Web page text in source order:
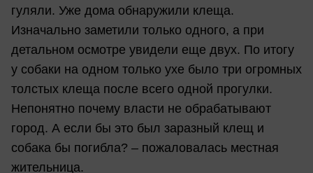
гуляли. Уже дома обнаружили клеща.
Изначально заметили только одного, а при
детальном осмотре увидели еще двух. По итогу
у собаки на одном только ухе было три огромных
толстых клеща после всего одной прогулки.
Непонятно почему власти не обрабатывают
город. А если бы это был заразный клещ и
собака бы погибла? – пожаловалась местная
жительница.